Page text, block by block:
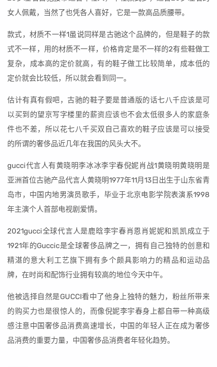
女人佩戴，当然了也凭各人喜好，它是一款高品质腰带。
款式，材质不一样1虽说同样是古驰这个品牌的，但是鞋子的款
式不一样，用的材质不一样，价格肯定是不一样的2有些鞋做工
复杂，成本高的定价就高，有的鞋子做工比较简单，成本低的
定价就会比较低，所以就会看到同一。
估计有真有假吧，古驰的鞋子要是普通版的话七八千应该是可
以买到的望京写字楼里的薪资应该也不会太低很多人的家庭条
件也不差，所以花七八千买双自己喜欢的鞋子应该是可以接受
的所谓的奢侈品近几年在我国的风头大不。
gucci代言人有黄晓明李冰冰李宇春倪妮肖战1黄晓明黄晓明是
亚洲首位古驰产品代言人黄晓明1977年11月13日出生于山东省青
岛市，中国内地男演员歌手，毕业于北京电影学院表演系1998
年主演个人首部电视剧爱情。
2021gucci全球代言人是鹿晗李宇春肖恩肖妮妮和凯凯成立于
1921年的Guccic是全球奢侈品牌之一，拥有自己独特的创意和
精湛的意大利工艺旗下拥有多个颇具影响力的精品和运动品
牌，在时尚和配饰行业拥有较高的地位今天中午。
他被选择自然是GUCCI看中了他身上独特的魅力，粉丝所带来
的购买力也是很惊人的，而像倪妮李宇春身上都自带一种高级
感注意中国奢侈品消费高速增长，中国的年轻人正在成为奢侈
品消费的重要力量，中国奢侈品消费者年轻化趋势。